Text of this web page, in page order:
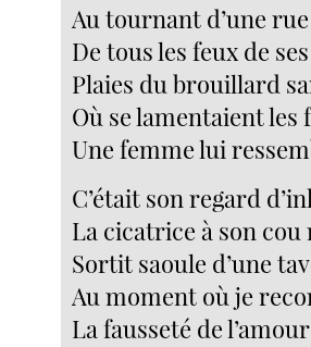
Au tournant d’une
De tous les feux de
Plaies du brouillard
Où se lamentaient les
Une femme lui
C’était son regard
La cicatrice à son cou
Sortit saoule d’une
Au moment où je
La fausseté de